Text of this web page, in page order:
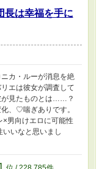
長は幸福を手に
カ・ルーが消息を絶
エは彼女が調査して
が見たものとは……？
、♡喘ぎありです。
男向けエロに可能性
いなと思いまし